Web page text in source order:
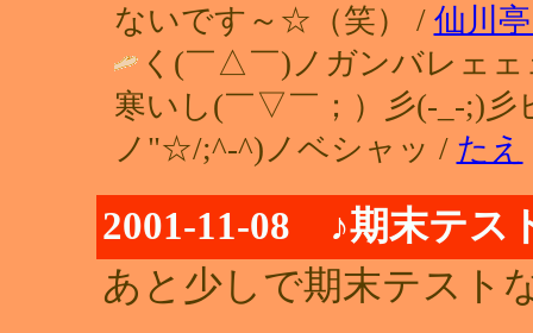
ないです～☆（笑） / 仙川
く(￣△￣)ノガンバレェ
寒いし(￣▽￣；）彡(-_-;)彡
ノ"☆/;^-^)ノベシャッ / たえ
2001-11-08 ♪期末テス
あと少しで期末テスト